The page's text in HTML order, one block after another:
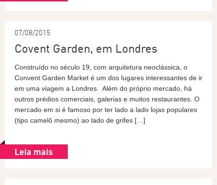
07/08/2015
Covent Garden, em Londres
Construído no século 19, com arquitetura neoclássica, o
Convent Garden Market é um dos lugares interessantes de ir
em uma viagem a Londres. Além do próprio mercado, há
outros prédios comerciais, galerias e muitos restaurantes. O
mercado em si é famoso por ter lado a lado lojas populares
(tipo camelô mesmo) ao lado de grifes […]
Leia mais